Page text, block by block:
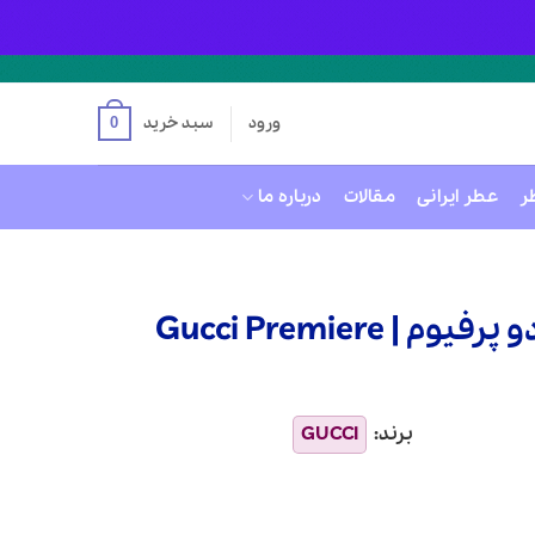
ورود سبد خرید 0
عطر ایرانی مقالات درباره ما
عطر ادکلن گوچی پریمیر ادو پرفیوم | Gucci Premiere